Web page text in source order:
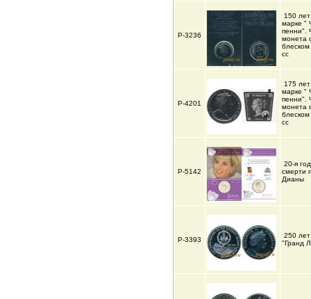
Р-3236
150
марке "
пенни".
монета
cc
Р-4201
175
марке "
пенни".
монета
cc
Р-5142
20-я
смерти
Дианы
Р-3393
250
"Гранд